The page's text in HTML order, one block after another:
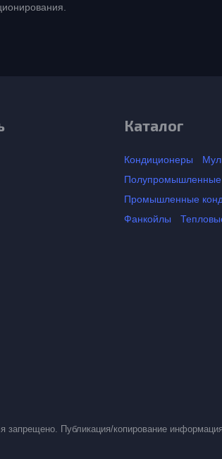
Каталог
Кондиционеры
Полупромышленные
Промышленные
Фанкойлы
запрещено. Публикация/копирование